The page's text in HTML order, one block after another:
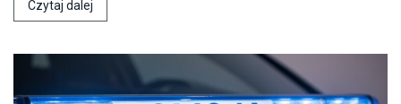
Czytaj dalej